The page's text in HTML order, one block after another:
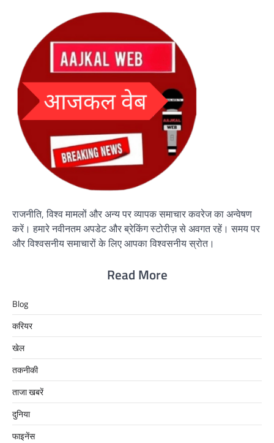
राजनीति, विश्व मामलों और अन्य पर व्यापक समाचार कवरेज का अन्वेषण
करें। हमारे नवीनतम अपडेट और ब्रेकिंग स्टोरीज़ से अवगत रहें। समय पर
और विश्वसनीय समाचारों के लिए आपका विश्वसनीय स्रोत।
Read More
Blog
करियर
खेल
तकनीकी
ताजा खबरें
दुनिया
फाइनेंस